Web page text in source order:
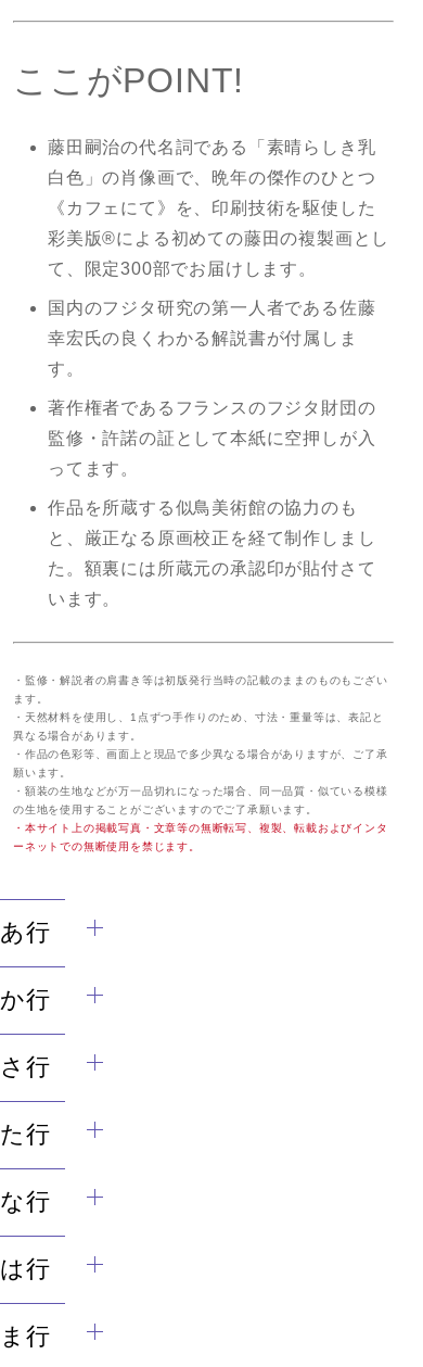
ここがPOINT!
藤田嗣治の代名詞である「素晴らしき乳
白色」の肖像画で、晩年の傑作のひとつ
《カフェにて》を、印刷技術を駆使した
彩美版®による初めての藤田の複製画とし
て、限定300部でお届けします。
国内のフジタ研究の第一人者である佐藤
幸宏氏の良くわかる解説書が付属しま
す。
著作権者であるフランスのフジタ財団の
監修・許諾の証として本紙に空押しが入
ってます。
作品を所蔵する似鳥美術館の協力のも
と、厳正なる原画校正を経て制作しまし
た。額裏には所蔵元の承認印が貼付さて
います。
・監修・解説者の肩書き等は初版発行当時の記載のままのものもござい
ます。
・天然材料を使用し、1点ずつ手作りのため、寸法・重量等は、表記と
異なる場合があります。
・作品の色彩等、画面上と現品で多少異なる場合がありますが、ご了承
願います。
・額装の生地などが万一品切れになった場合、同一品質・似ている模様
の生地を使用することがございますのでご了承願います。
・本サイト上の掲載写真・文章等の無断転写、複製、転載およびインタ
ーネットでの無断使用を禁じます。
あ行
か行
さ行
た行
な行
は行
ま行